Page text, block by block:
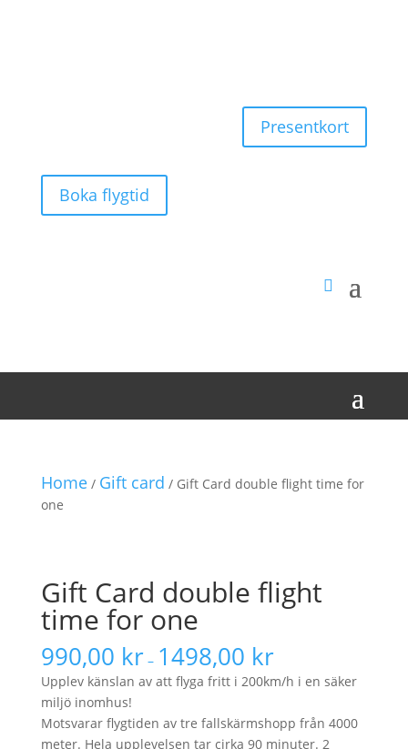
Presentkort
Boka flygtid
Home/ Gift card / Gift Card double flight time for
one
Gift Card double flight
time for one
990,00 kr – 1498,00 kr
Upplev känslan av att flyga fritt i 200km/h i en säker
miljö inomhus!
Motsvarar flygtiden av tre fallskärmshopp från 4000
meter. Hela upplevelsen tar cirka 90 minuter. 2